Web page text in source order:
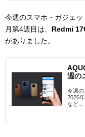
今週のスマホ・ガジェ
月第4週目は、 Redmi
がありました。
週の
今週の
2026
など...